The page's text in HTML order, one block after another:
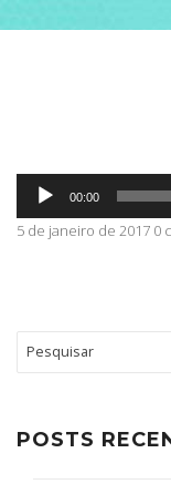
CONTATO
Tocador
áudio
00:00
5 de janeiro de 2017 0
POSTS